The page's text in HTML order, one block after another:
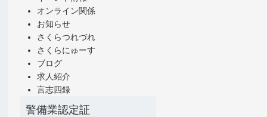
オンライン関係
お知らせ
さくらつれづれ
さくらにゅーす
ブログ
求人紹介
言志四録
警備業認定証